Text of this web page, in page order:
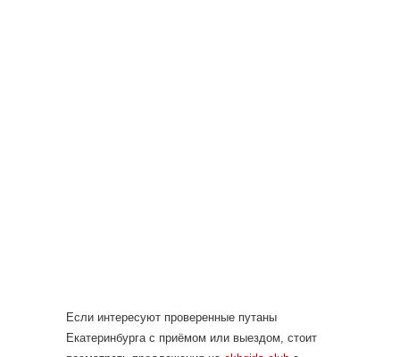
Если интересуют проверенные путаны
Екатеринбурга с приёмом или выездом, стоит